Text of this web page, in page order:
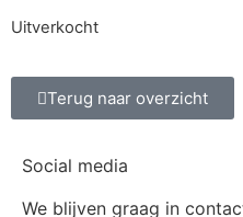
Uitverkocht
Terug naar overzicht
Social media
We blijven graag in